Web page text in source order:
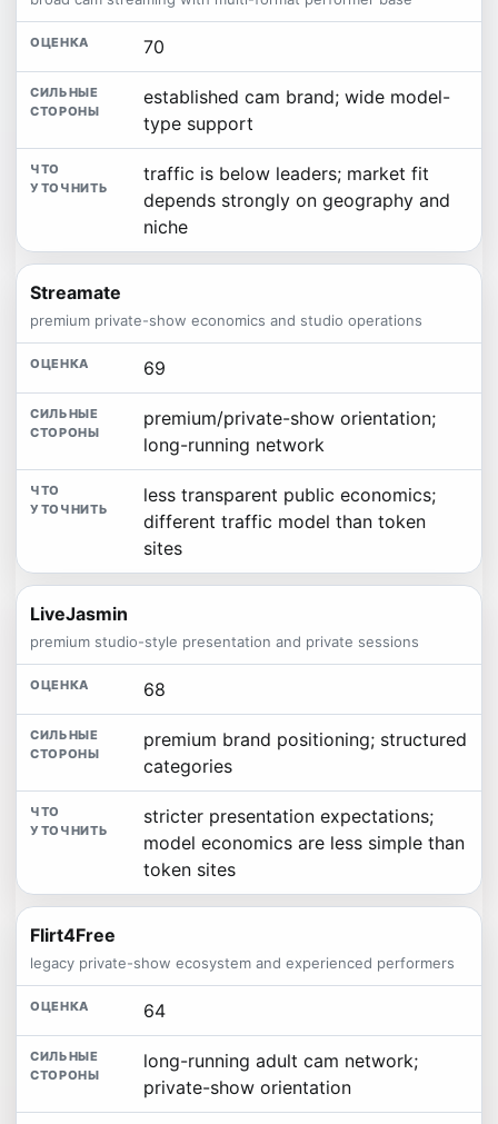
70
established cam brand; wide model-
type support
traffic is below leaders; market fit
depends strongly on geography and
niche
Streamate
premium private-show economics and studio operations
69
premium/private-show orientation;
long-running network
less transparent public economics;
different traffic model than token
sites
LiveJasmin
premium studio-style presentation and private sessions
68
premium brand positioning; structured
categories
stricter presentation expectations;
model economics are less simple than
token sites
Flirt4Free
legacy private-show ecosystem and experienced performers
64
long-running adult cam network;
private-show orientation